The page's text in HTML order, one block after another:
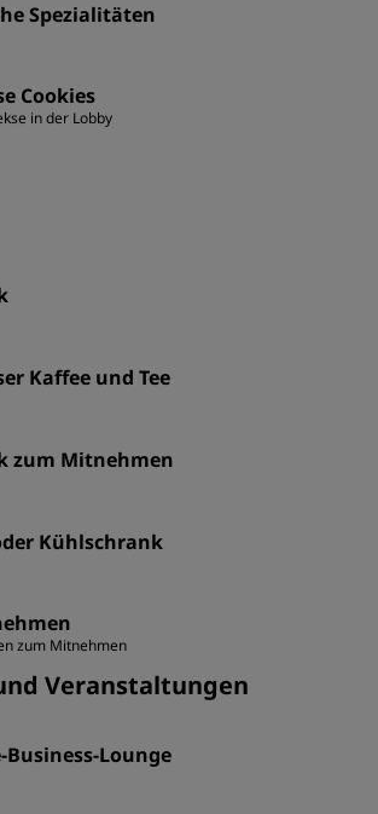
Spezialitäten
Cookies
in der Lobby
Kaffee und Tee
zum Mitnehmen
Kühlschrank
zum Mitnehmen
Veranstaltungen
Business-Lounge